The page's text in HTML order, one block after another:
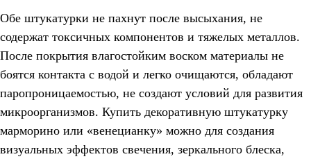
Обе штукатурки не пахнут после высыхания, не
содержат токсичных компонентов и тяжелых металлов.
После покрытия влагостойким воском материалы не
боятся контакта с водой и легко очищаются, обладают
паропроницаемостью, не создают условий для развития
микроорганизмов. Купить декоративную штукатурку
марморино или «венецианку» можно для создания
визуальных эффектов свечения, зеркального блеска,